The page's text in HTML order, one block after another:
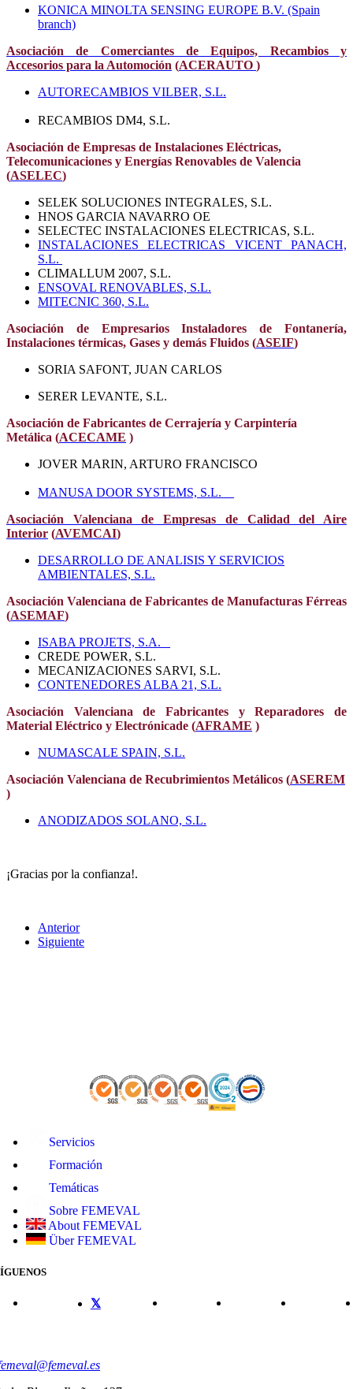
KONICA MINOLTA SENSING EUROPE B.V. (Spain
branch)
Asociación de Comerciantes de Equipos, Recambios y
Accesorios para la Automoción (ACERAUTO )
AUTORECAMBIOS VILBER, S.L.
RECAMBIOS DM4, S.L.
Asociación de Empresas de Instalaciones Eléctricas,
Telecomunicaciones y Energías Renovables de Valencia
(ASELEC)
SELEK SOLUCIONES INTEGRALES, S.L.
HNOS GARCIA NAVARRO OE
SELECTEC INSTALACIONES ELECTRICAS, S.L.
INSTALACIONES ELECTRICAS VICENT PANACH,
S.L.
CLIMALLUM 2007, S.L.
ENSOVAL RENOVABLES, S.L.
MITECNIC 360, S.L.
Asociación de Empresarios Instaladores de Fontanería,
Instalaciones térmicas, Gases y demás Fluidos (ASEIF)
SORIA SAFONT, JUAN CARLOS
SERER LEVANTE, S.L.
Asociación de Fabricantes de Cerrajería y Carpintería
Metálica (ACECAME )
JOVER MARIN, ARTURO FRANCISCO
MANUSA DOOR SYSTEMS, S.L.
Asociación Valenciana de Empresas de Calidad del Aire
Interior (AVEMCAI)
DESARROLLO DE ANALISIS Y SERVICIOS
AMBIENTALES, S.L.
Asociación Valenciana de Fabricantes de Manufacturas Férreas
(ASEMAF)
ISABA PROJETS, S.A.
CREDE POWER, S.L.
MECANIZACIONES SARVI, S.L.
CONTENEDORES ALBA 21, S.L.
Asociación Valencianade Fabricantes y Reparadores de
Material Eléctrico y Electrónicade (AFRAME )
NUMASCALE SPAIN, S.L.
Asociación Valenciana de Recubrimientos Metálicos (ASEREM
)
ANODIZADOS SOLANO, S.L.
¡Gracias por la confianza!.
Anterior
Siguiente
Servicios
Formación
Temáticas
Sobre FEMEVAL
About FEMEVAL
Über FEMEVAL